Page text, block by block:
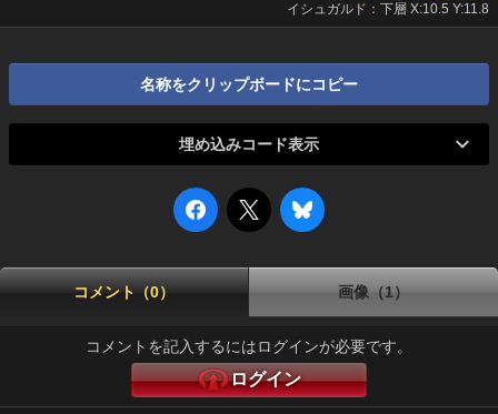
イシュガルド：下層 X:10.5 Y:11.8
名称をクリップボードにコピー
埋め込みコード表示
コメント（0） 画像（1）
コメントを記入するにはログインが必要です。
ログイン